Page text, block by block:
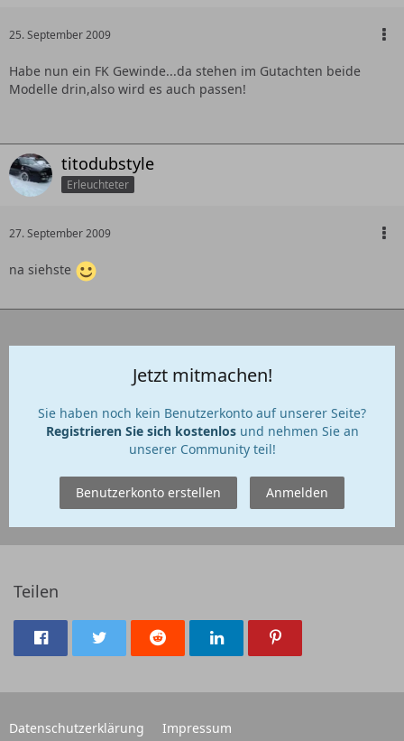
25. September 2009
Habe nun ein FK Gewinde...da stehen im Gutachten beide
Modelle drin,also wird es auch passen!
titodubstyle
Erleuchteter
27. September 2009
na siehste
Jetzt mitmachen!
Sie haben noch kein Benutzerkonto auf unserer Seite?
Registrieren Sie sich kostenlosund nehmen Sie an
unserer Community teil!
Benutzerkonto erstellen Anmelden
Teilen
Datenschutzerklärung Impressum